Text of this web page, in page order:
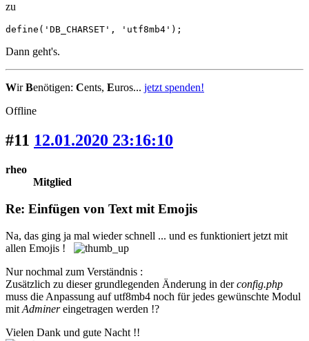
zu
define('DB_CHARSET', 'utf8mb4');
Dann geht's.
WirBenötigen: Cents, Euros... jetzt spenden!
Offline
#11 12.01.2020 23:16:10
rheo
Mitglied
Re: Einfügen von Text mit Emojis
Na, das ging ja mal wieder schnell ... und es funktioniert jetzt mit
allen Emojis !
Nur nochmal zum Verständnis :
Zusätzlich zu dieser grundlegenden Änderung in derconfig.php
muss die Anpassung auf utf8mb4 noch für jedes gewünschte Modul
mit Adminereingetragen werden !?
Vielen Dank und gute Nacht !!